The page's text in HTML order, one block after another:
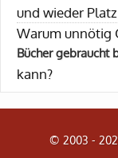
und wieder
Warum unnötig
Bücher gebraucht
kann?
© 2003 -